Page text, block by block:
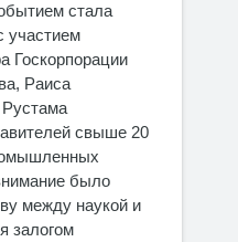
стала
участием
Госкорпорации
Раиса
Рустама
свыше 20
было
между наукой и
залогом